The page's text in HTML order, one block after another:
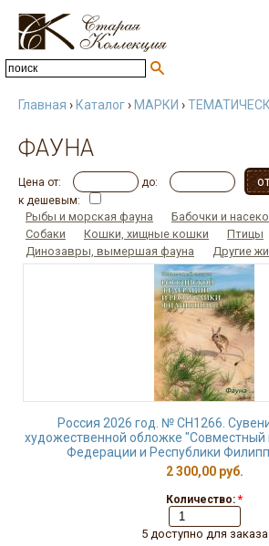
Главная › Каталог› МАРКИ ›
ФАУНА
Цена от: до:
к дешевым:
Рыбы и морская фауна Бабочки и
Собаки
Кошки, хищные кошки Птицы
Динозавры, вымершая фауна
Другие
Россия 2026 год. № СН1266.
художественной обложке "Совместный
Федерации и Республики
2 300,00 руб.
Количество: *
5 доступно для заказа